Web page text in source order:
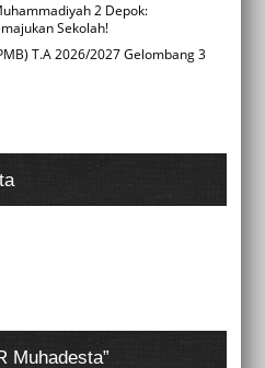
2 Depok:
Sekolah!
T.A 2026/2027 Gelombang 3
Muhadesta”